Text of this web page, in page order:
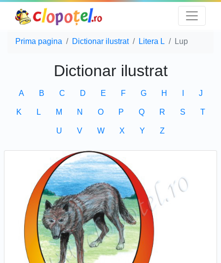
Prima pagina Dictionar ilustrat Litera L Lup
Dictionar ilustrat
A B C D E F G H J
K L M N O P Q R S T
U V W X Y Z